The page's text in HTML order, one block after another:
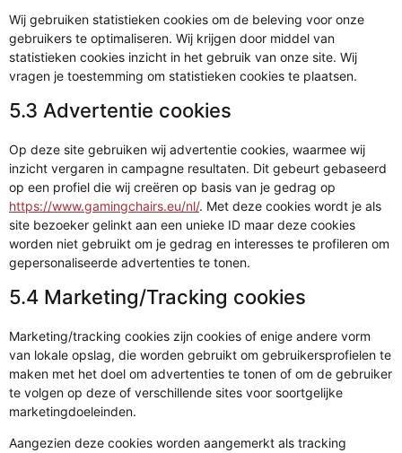
Wij gebruiken statistieken cookies om de beleving voor onze
gebruikers te optimaliseren. Wij krijgen door middel van
statistieken cookies inzicht in het gebruik van onze site. Wij
vragen je toestemming om statistieken cookies te plaatsen.
5.3 Advertentie cookies
Op deze site gebruiken wij advertentie cookies, waarmee wij
inzicht vergaren in campagne resultaten. Dit gebeurt gebaseerd
op een profiel die wij creëren op basis van je gedrag op
https://www.gamingchairs.eu/nl/. Met deze cookies wordt je als
site bezoeker gelinkt aan een unieke ID maar deze cookies
worden niet gebruikt om je gedrag en interesses te profileren om
gepersonaliseerde advertenties te tonen.
5.4 Marketing/Tracking cookies
Marketing/tracking cookies zijn cookies of enige andere vorm
van lokale opslag, die worden gebruikt om gebruikersprofielen te
maken met het doel om advertenties te tonen of om de gebruiker
te volgen op deze of verschillende sites voor soortgelijke
marketingdoeleinden.
Aangezien deze cookies worden aangemerkt als tracking